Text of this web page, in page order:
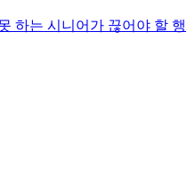
하는 시니어가 끊어야 할 행